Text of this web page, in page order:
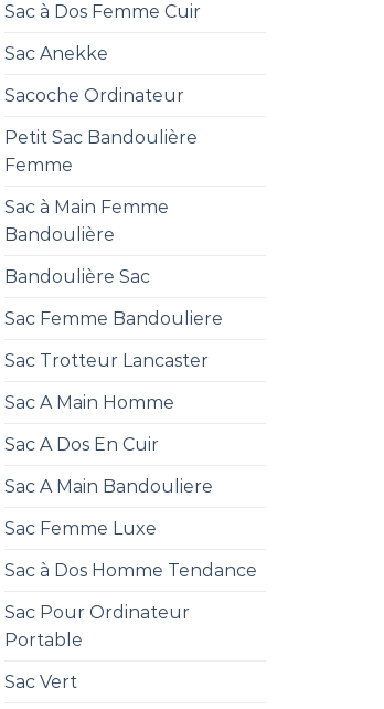
Sac à Dos Femme Cuir
Sac Anekke
Sacoche Ordinateur
Petit Sac Bandoulière
Femme
Sac à Main Femme
Bandoulière
Bandoulière Sac
Sac Femme Bandouliere
Sac Trotteur Lancaster
Sac A Main Homme
Sac A Dos En Cuir
Sac A Main Bandouliere
Sac Femme Luxe
Sac à Dos Homme Tendance
Sac Pour Ordinateur
Portable
Sac Vert